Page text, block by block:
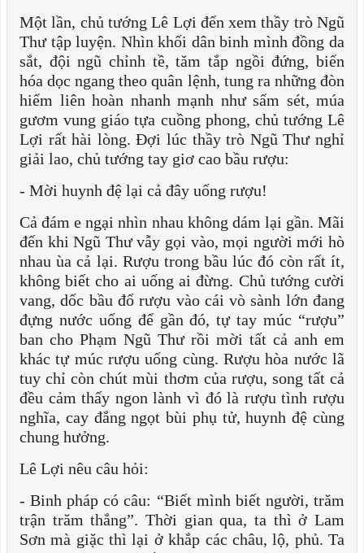
Một lần, chủ tướng Lê Lợi đến xem thầy trò Ngũ
Thư tập luyện. Nhìn khối dân binh mình đồng da
sắt, đội ngũ chỉnh tề, tăm tắp ngồi đứng, biến
hóa dọc ngang theo quân lệnh, tung ra những đòn
hiểm liên hoàn nhanh mạnh như sấm sét, múa
gươm vung giáo tựa cuồng phong, chủ tướng Lê
Lợi rất hài lòng. Đợi lúc thầy trò Ngũ Thư nghỉ
giải lao, chủ tướng tay giơ cao bầu rượu:
- Mời huynh đệ lại cả đây uống rượu!
Cả đám e ngại nhìn nhau không dám lại gần. Mãi
đến khi Ngũ Thư vẫy gọi vào, mọi người mới hò
nhau ùa cả lại. Rượu trong bầu lúc đó còn rất ít,
không biết cho ai uống ai đừng. Chủ tướng cười
vang, dốc bầu đổ rượu vào cái vò sành lớn đang
đựng nước uống để gần đó, tự tay múc “rượu”
ban cho Phạm Ngũ Thư rồi mời tất cả anh em
khác tự múc rượu uống cùng. Rượu hòa nước lã
tuy chỉ còn chút mùi thơm của rượu, song tất cả
đều cảm thấy ngon lành vì đó là rượu tình rượu
nghĩa, cay đắng ngọt bùi phụ tử, huynh đệ cùng
chung hưởng.
Lê Lợi nêu câu hỏi:
- Binh pháp có câu: “Biết mình biết người, trăm
trận trăm thắng”. Thời gian qua, ta thì ở Lam
Sơn mà giặc thì lại ở khắp các châu, lộ, phủ. Ta